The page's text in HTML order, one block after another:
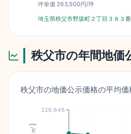
坪単価 263,500円/坪
埼玉県秩父市野坂町２丁目３８３
秩父市の年間地価
秩父市の地価公示価格の平均価
226,848